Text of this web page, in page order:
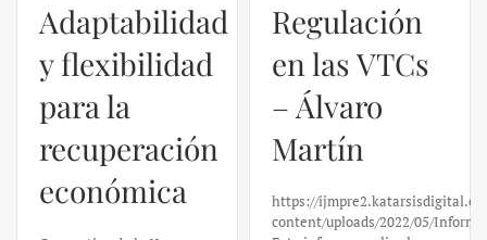
Adaptabilidad
y flexibilidad
para la
recuperación
económica
Regulación
en las VTCs
– Álvaro
Martín
https://
content/uploads/2022/05/